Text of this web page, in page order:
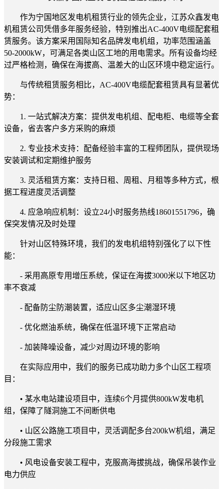
作为宁国地区发电机租赁行业的领先企业，江苏众鑫发电
机租赁公司凭借多年服务经验，特别推出AC-400V电缆配套租
赁服务。该方案采用国际知名品牌发电机组，功率范围涵盖
50-2000kW，可满足各类山区工地的用电需求。所有设备均经
过严格检测，确保在海拔高、温差大的山区环境中稳定运行。
与传统租赁服务相比，AC-400V电缆配套租赁具有显著优
势：
1. 一站式解决方案：提供发电机组、配电柜、电缆等全套
设备，省去客户多方采购的麻烦
2. 专业技术支持：配备经验丰富的工程师团队，提供现场
安装调试和定期维护服务
3. 灵活租赁方案：支持日租、周租、月租等多种方式，根
据工程进度灵活调整
4. 应急响应机制：设立24小时服务热线18601551796，确
保突发情况及时处理
针对山区特殊环境，我们的发电机组特别强化了以下性
能：
- 采用高原专用增压系统，保证在海拔3000米以下地区功
率不衰减
- 配备防尘防潮装置，适应山区多尘潮湿环境
- 优化燃油系统，确保在低温环境下正常启动
- 加装降噪设备，减少对周边环境的影响
在实际应用中，我们的服务已成功助力多个山区工程项
目：
• 某水电站建设项目中，连续6个月提供800kW发电机
组，保障了隧洞施工不间断供电
• 山区公路施工项目中，灵活调配多台200kW机组，满足
分段施工需求
• 风电设备安装工程中，克服高海拔挑战，确保吊装作业
电力供应